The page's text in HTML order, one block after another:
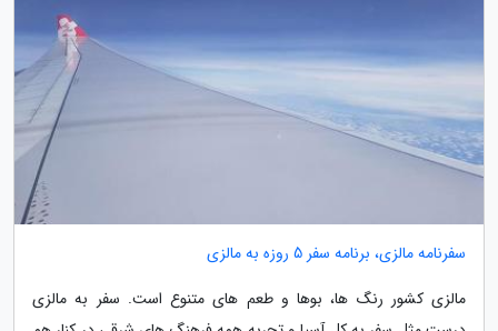
سفرنامه مالزی، برنامه سفر 5 روزه به مالزی
مالزی کشور رنگ ها، بوها و طعم های متنوع است. سفر به مالزی